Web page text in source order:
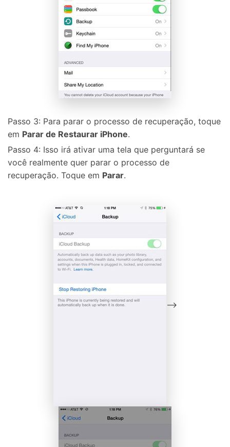
Controle seu celular com Dr.Fone
Passo 3: Para parar o processo de recuperação, toque
em Parar de Restaurar iPhone.
Passo 4: Isso irá ativar uma tela que perguntará se
você realmente quer parar o processo de
recuperação. Toque em Parar.
-->